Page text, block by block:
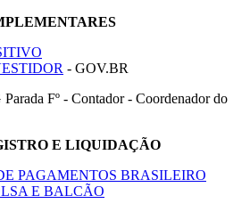
- GOV.BR
Fº - Contador - Coordenador do
E LIQUIDAÇÃO
PAGAMENTOS BRASILEIRO
E BALCÃO